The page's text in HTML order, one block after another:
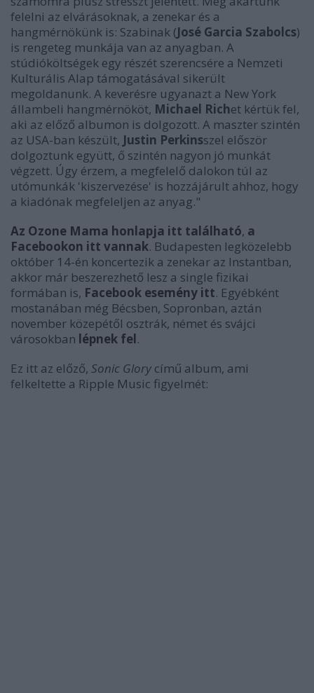
felelni az elvárásoknak, a zenekar és a
hangmérnökünk is: Szabinak (José Garcia Szabolcs)
is rengeteg munkája van az anyagban. A
stúdióköltségek egy részét szerencsére a Nemzeti
Kulturális Alap támogatásával sikerült
megoldanunk. A keverésre ugyanazt a New York
állambeli hangmérnököt, Michael Richet kértük fel,
aki az előző albumon is dolgozott. A maszter szintén
az USA-ban készült, Justin Perkinsszel először
dolgoztunk együtt, ő szintén nagyon jó munkát
végzett. Úgy érzem, a megfelelő dalokon túl az
utómunkák 'kiszervezése' is hozzájárult ahhoz, hogy
a kiadónak megfeleljen az anyag."
Az Ozone Mama honlapja itt található, a
Facebookon itt vannak. Budapesten legközelebb
október 14-én koncertezik a zenekar az Instantban,
akkor már beszerezhető lesz a single fizikai
formában is, Facebook esemény itt. Egyébként
mostanában még Bécsben, Sopronban, aztán
november közepétől osztrák, német és svájci
városokban lépnek fel.
Ez itt az előző, Sonic Glory című album, ami
felkeltette a Ripple Music figyelmét: